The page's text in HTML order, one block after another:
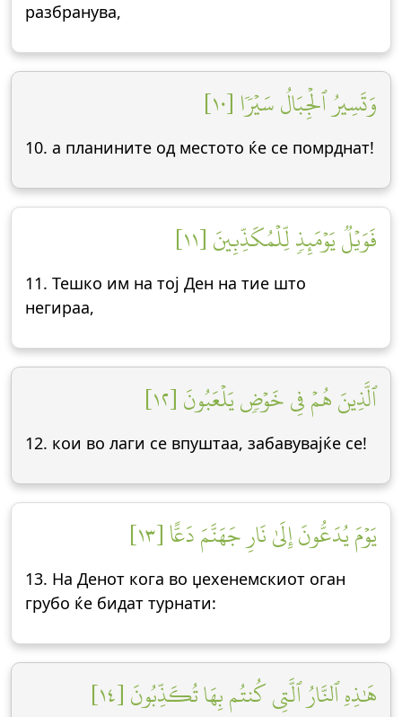
разбранува,
وَتَسِيرُ ٱلۡجِبَالُ سَيۡرٗا [١٠]
10. а планините од местото ќе се помрднат!
فَوَيۡلٞ يَوۡمَئِذٖ لِّلۡمُكَذِّبِينَ [١١]
11. Тешко им на тој Ден на тие што
негираа,
ٱلَّذِينَ هُمۡ فِي خَوۡضٖ يَلۡعَبُونَ [١٢]
12. кои во лаги се впуштаа, забавувајќе се!
يَوۡمَ يُدَعُّونَ إِلَىٰ نَارِ جَهَنَّمَ دَعًّا [١٣]
13. На Денот кога во џехенемскиот оган
грубо ќе бидат турнати:
هَٰذِهِ ٱلنَّارُ ٱلَّتِي كُنتُم بِهَا تُكَذِّبُونَ [١٤]